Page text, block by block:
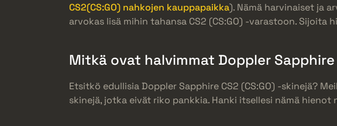
CS2(CS:GO) nahkojen kauppapaikka). Nämä harvinaiset ja
arvokas lisä mihin tahansa CS2 (CS:GO) -varastoon.
Mitkä ovat halvimmat Doppler Sapphire
Etsitkö edullisia Doppler Sapphire CS2 (CS:GO) -skinejä?
skinejä, jotka eivät riko pankkia. Hanki itsellesi nämä